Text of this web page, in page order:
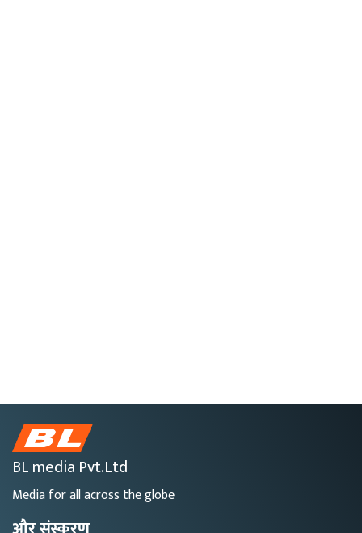
BL media Pvt.Ltd
Media for all across the globe